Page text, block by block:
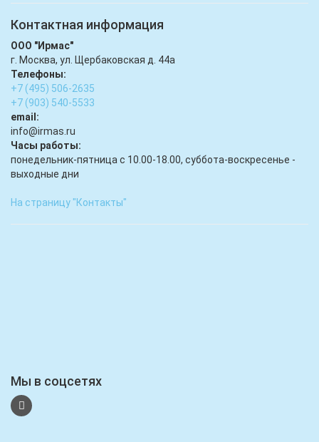
Контактная информация
ООО "Ирмас"
г. Москва, ул. Щербаковская д. 44а
Телефоны:
+7 (495) 506-2635
+7 (903) 540-5533
email:
infо@irmas.ru
Часы работы:
понедельник-пятница с 10.00-18.00, суббота-воскресенье -
выходные дни
На страницу "Контакты"
Мы в соцсетях